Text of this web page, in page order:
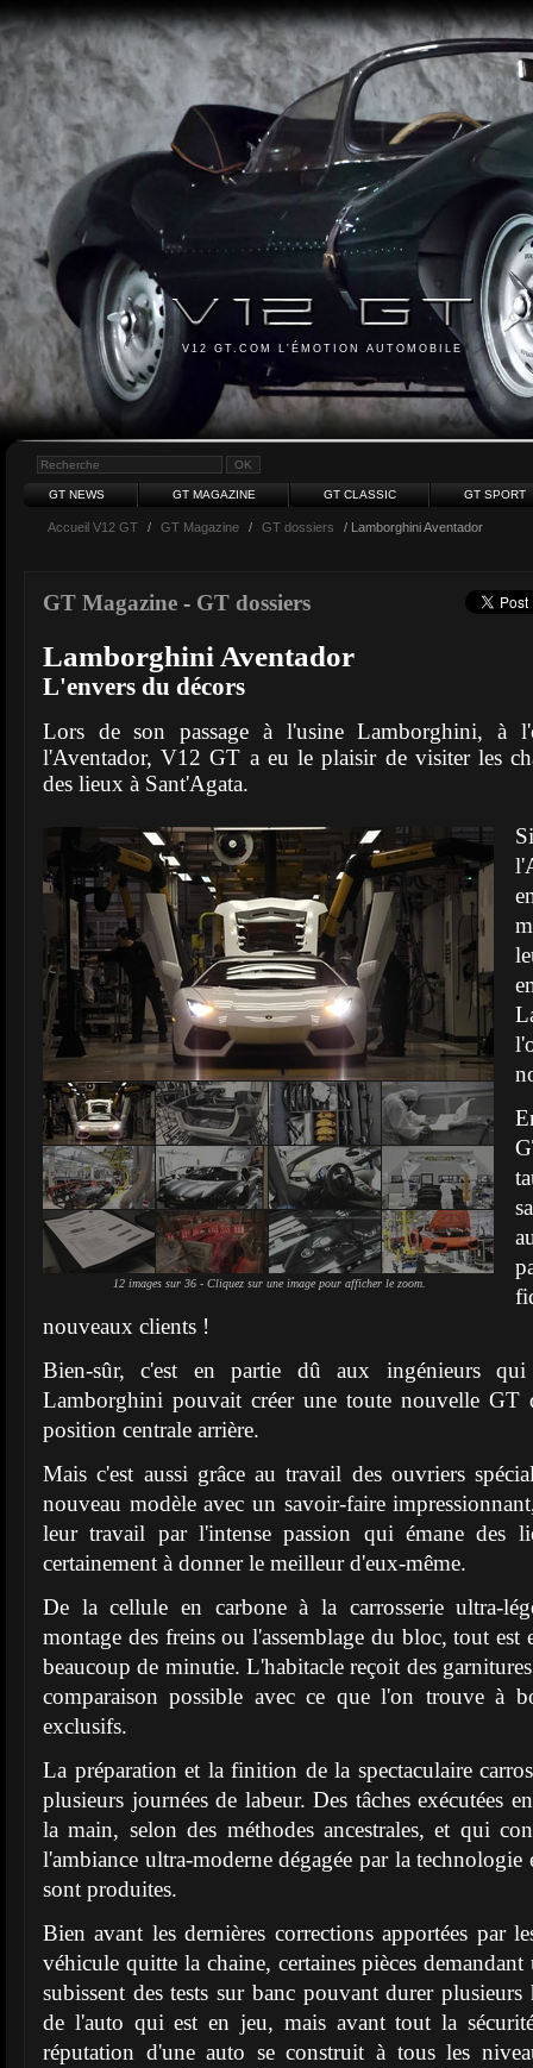
V12 GT.COM L'ÉMOTION AUTOMOBILE
GT NEWS GT MAGAZINE GT CLASSIC GT SPORT
Accueil V12 GT / GT Magazine / GT dossiers / Lamborghini Aventador
GT Magazine - GT dossiers
Lamborghini Aventador
L'envers du décors
Lors de son passage à l'usine Lamborghini, à
l'Aventador, V12 GT a eu le plaisir de visiter les
des lieux à Sant'Agata.
12 images sur 36 - Cliquez sur une image pour afficher le zoom.
nouveaux clients !
Bien-sûr, c'est en partie dû aux ingénieurs
Lamborghini pouvait créer une toute nouvelle GT
position centrale arrière.
Mais c'est aussi grâce au travail des ouvriers
nouveau modèle avec un savoir-faire
leur travail par l'intense passion qui émane des
certainement à donner le meilleur d'eux-même.
De la cellule en carbone à la carrosserie ultra-
montage des freins ou l'assemblage du bloc, tout est
beaucoup de minutie. L'habitacle reçoit des
comparaison possible avec ce que l'on trouve à
exclusifs.
La préparation et la finition de la spectaculaire
plusieurs journées de labeur. Des tâches exécutées
la main, selon des méthodes ancestrales, et qui
l'ambiance ultra-moderne dégagée par la
sont produites.
Bien avant les dernières corrections apportées par
véhicule quitte la chaine, certaines pièces demandant
subissent des tests sur banc pouvant durer
de l'auto qui est en jeu, mais avant tout la
réputation d'une auto se construit à tous les